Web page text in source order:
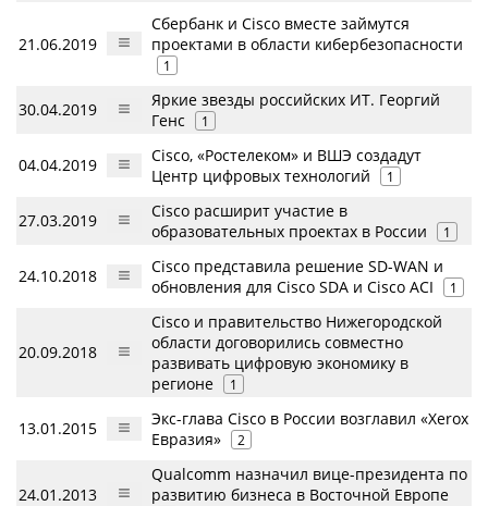
21.06.2019
Сбербанк и Cisco вместе займутся
проектами в области кибербезопасности
1
30.04.2019
Яркие звезды российских ИТ. Георгий
Генс
1
04.04.2019
Cisco, «Ростелеком» и ВШЭ создадут
Центр цифровых технологий
1
27.03.2019
Cisco расширит участие в
образовательных проектах в России
1
24.10.2018
Cisco представила решение SD-WAN и
обновления для Cisco SDA и Cisco ACI
1
20.09.2018
Cisco и правительство Нижегородской
области договорились совместно
развивать цифровую экономику в
регионе
1
13.01.2015
Экс-глава Cisco в России возглавил «Xerox
Евразия»
2
24.01.2013
Qualcomm назначил вице-президента по
развитию бизнеса в Восточной Европе